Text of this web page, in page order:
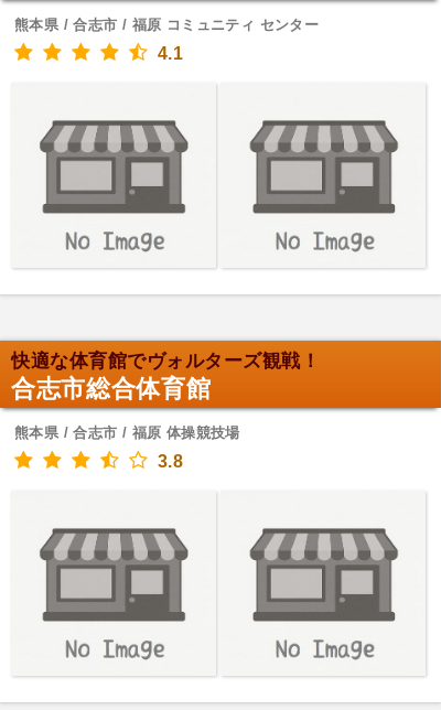
熊本県 / 合志市 / 福原 コミュニティ センター
4.1
快適な体育館でヴォルターズ観戦！
合志市総合体育館
熊本県 / 合志市 / 福原 体操競技場
3.8